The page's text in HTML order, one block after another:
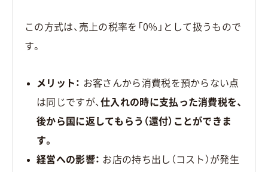
この方式は、売上の税率を「0%」として扱うもので
す。
メリット： お客さんから消費税を預からない点
は同じですが、仕入れの時に支払った消費税を、
後から国に返してもらう（還付）ことができま
す。
経営への影響： お店の持ち出し（コスト）が発生